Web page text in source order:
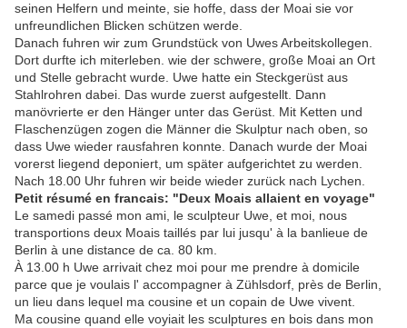
seinen Helfern und meinte, sie hoffe, dass der Moai sie vor
unfreundlichen Blicken schützen werde.
Danach fuhren wir zum Grundstück von Uwes Arbeitskollegen.
Dort durfte ich miterleben. wie der schwere, große Moai an Ort
und Stelle gebracht wurde. Uwe hatte ein Steckgerüst aus
Stahlrohren dabei. Das wurde zuerst aufgestellt. Dann
manövrierte er den Hänger unter das Gerüst. Mit Ketten und
Flaschenzügen zogen die Männer die Skulptur nach oben, so
dass Uwe wieder rausfahren konnte. Danach wurde der Moai
vorerst liegend deponiert, um später aufgerichtet zu werden.
Nach 18.00 Uhr fuhren wir beide wieder zurück nach Lychen.
Petit résumé en francais: "Deux Moais allaient en voyage"
Le samedi passé mon ami, le sculpteur Uwe, et moi, nous
transportions deux Moais taillés par lui jusqu' à la banlieue de
Berlin à une distance de ca. 80 km.
À 13.00 h Uwe arrivait chez moi pour me prendre à domicile
parce que je voulais l' accompagner à Zühlsdorf, près de Berlin,
un lieu dans lequel ma cousine et un copain de Uwe vivent.
Ma cousine quand elle voyiait les sculptures en bois dans mon